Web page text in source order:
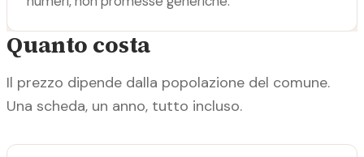
Quanto costa
Il prezzo dipende dalla popolazione del comune.
Una scheda, un anno, tutto incluso.